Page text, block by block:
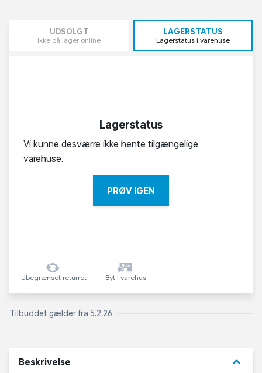
UDSOLGT
Ikke på lager online
LAGERSTATUS
Lagerstatus i varehuse
Lagerstatus
Vi kunne desværre ikke hente tilgængelige
varehuse.
PRØV IGEN
Ubegrænset returret Byt i varehus
Tilbuddet gælder fra 5.2.26
Beskrivelse keyboard_arrow_down